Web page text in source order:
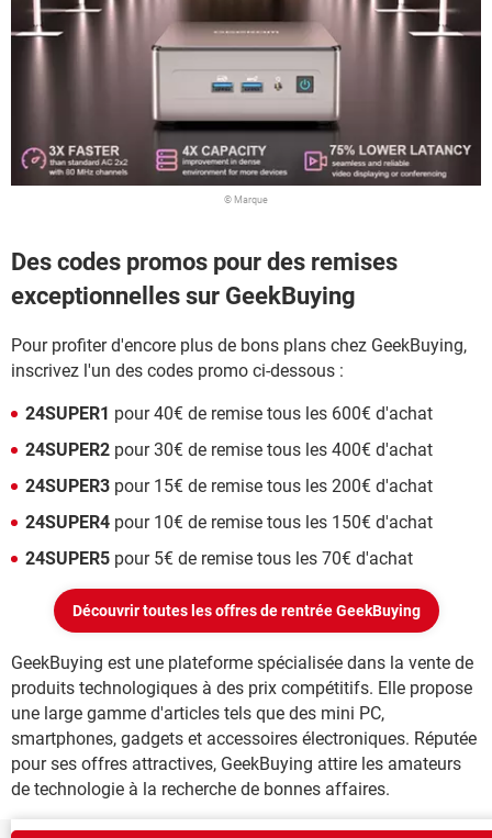
© Marque
Des codes promos pour des remises
exceptionnelles sur GeekBuying
Pour profiter d'encore plus de bons plans chez GeekBuying,
inscrivez l'un des codes promo ci-dessous :
24SUPER1 pour 40€ de remise tous les 600€ d'achat
24SUPER2 pour 30€ de remise tous les 400€ d'achat
24SUPER3 pour 15€ de remise tous les 200€ d'achat
24SUPER4 pour 10€ de remise tous les 150€ d'achat
24SUPER5 pour 5€ de remise tous les 70€ d'achat
Découvrir toutes les offres de rentrée GeekBuying
GeekBuying est une plateforme spécialisée dans la vente de
produits technologiques à des prix compétitifs. Elle propose
une large gamme d'articles tels que des mini PC,
smartphones, gadgets et accessoires électroniques. Réputée
pour ses offres attractives, GeekBuying attire les amateurs
de technologie à la recherche de bonnes affaires.